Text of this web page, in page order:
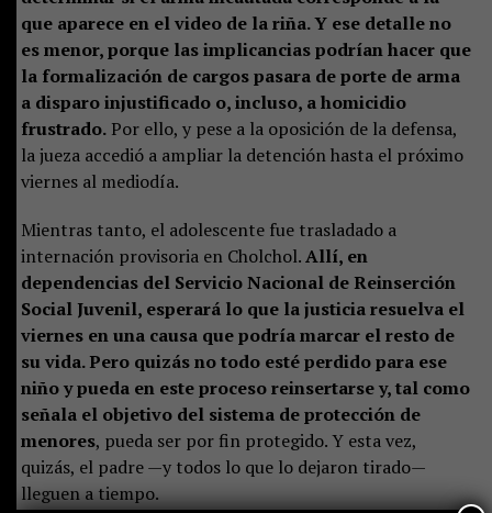
que aparece en el video de la riña. Y ese detalle no
es menor, porque las implicancias podrían hacer que
la formalización de cargos pasara de porte de arma
a disparo injustificado o, incluso, a homicidio
frustrado.Por ello, y pese a la oposición de la defensa,
la jueza accedió a ampliar la detención hasta el próximo
viernes al mediodía.
Mientras tanto, el adolescente fue trasladado a
internación provisoria en Cholchol.Allí, en
dependencias del Servicio Nacional de Reinserción
Social Juvenil, esperará lo que la justicia resuelva el
viernes en una causa que podría marcar el resto de
su vida. Pero quizás no todo esté perdido para ese
niño y pueda en este proceso reinsertarse y, tal como
señala el objetivo del sistema de protección de
menores, pueda ser por fin protegido. Y esta vez,
quizás, el padre —y todos lo que lo dejaron tirado—
lleguen a tiempo.